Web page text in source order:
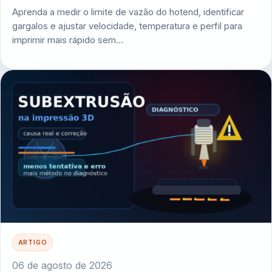
Aprenda a medir o limite de vazão do hotend, identificar
gargalos e ajustar velocidade, temperatura e perfil para
imprimir mais rápido sem…
ARTIGO
06 de agosto de 2026